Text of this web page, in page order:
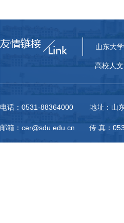
山东大
高校人
电话：0531-88364000 地址：山东
邮箱：cer@sdu.edu.cn 传 真：